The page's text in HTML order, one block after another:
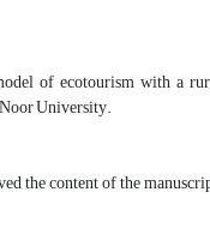
of ecotourism with a
University.
content of the